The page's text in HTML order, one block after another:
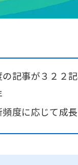
記事が３２２
度に応じて成